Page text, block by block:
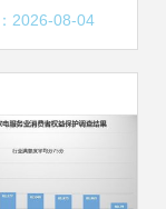
数据服务
2026-08-04